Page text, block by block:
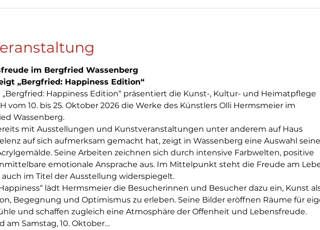
im Bergfried Wassenberg
„Bergfried: Happiness Edition“
Happiness Edition“ präsentiert die Kunst-, Kultur- und Heimatpflege
vom 10. bis 25. Oktober 2026 die Werke des Künstlers Olli Hermsmeier im
Wassenberg.
mit Ausstellungen und Kunstveranstaltungen unter anderem auf Haus
auf sich aufmerksam gemacht hat, zeigt in Wassenberg eine Auswahl
Seine Arbeiten zeichnen sich durch intensive Farbwelten, positive
emotionale Ansprache aus. Im Mittelpunkt steht die Freude am
auch im Titel der Ausstellung widerspiegelt.
lädt Hermsmeier die Besucherinnen und Besucher dazu ein, Kunst
Begegnung und Optimismus zu erleben. Seine Bilder eröffnen Räume für
und schaffen zugleich eine Atmosphäre der Offenheit und Lebensfreude.
am Samstag, 10. Oktober…